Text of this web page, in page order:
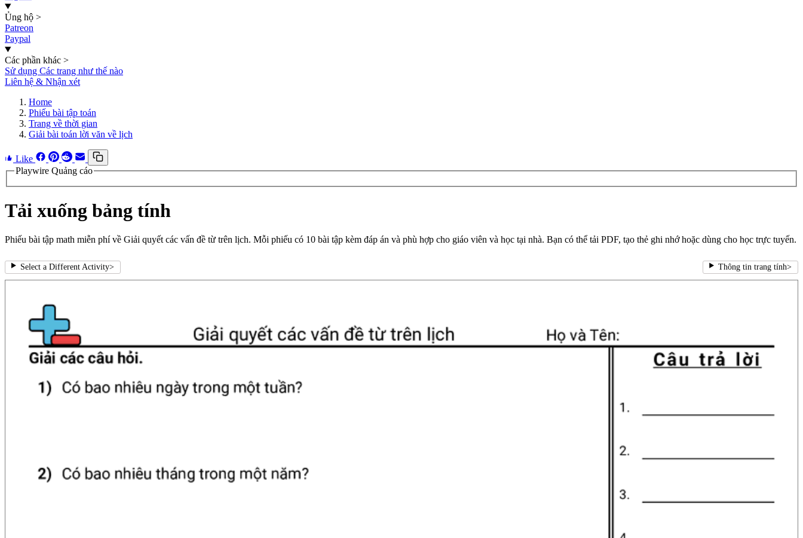
Ủng hộ >
Patreon
Paypal
Các phần khác >
Sử dụng Các trang như thế nào
Liên hệ & Nhận xét
Home
Phiếu bài tập toán
Trang về thời gian
Giải bài toán lời văn về lịch
Like
Playwire Quảng cáo
Tải xuống bảng tính
Phiếu bài tập math miễn phí về Giải quyết các vấn đề từ trên lịch. Mỗi phiếu có 10 bài tập kèm đáp án và phù hợp cho giáo viên và học tại nhà. Bạn có thể tải PDF, tạo thẻ ghi nhớ hoặc dùng cho học trực tuyến.
Select a Different Activity> Thông tin trang tính>